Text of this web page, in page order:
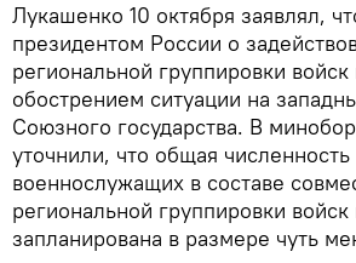
Лукашенко 10 октября заявлял,
президентом России о
региональной группировки войск
обострением ситуации на
Союзного государства. В
уточнили, что общая
военнослужащих в составе
региональной группировки
запланирована в размере чуть